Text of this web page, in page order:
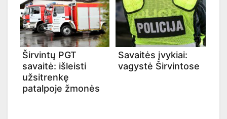
Širvintų PGT
savaitė: išleisti
užsitrenkę
patalpoje žmonės
Savaitės įvykiai:
vagystė Širvintose